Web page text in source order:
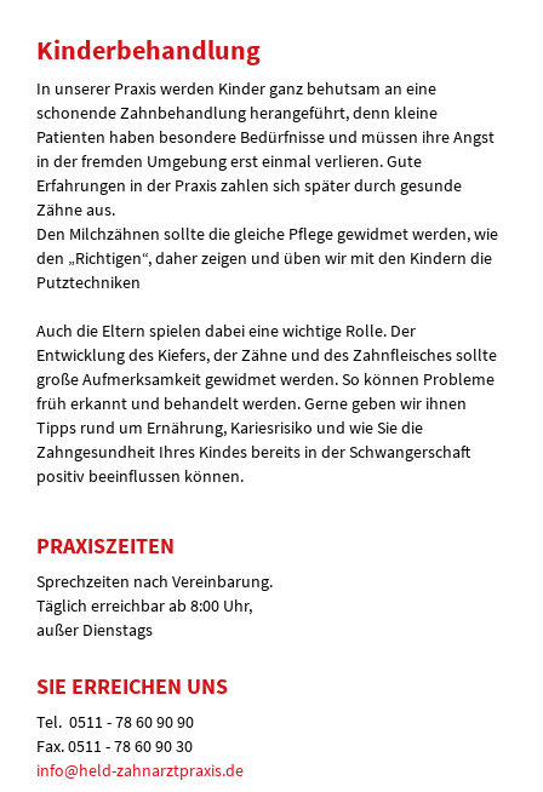
Kinderbehandlung
In unserer Praxis werden Kinder ganz behutsam an eine
schonende Zahnbehandlung herangeführt, denn kleine
Patienten haben besondere Bedürfnisse und müssen ihre Angst
in der fremden Umgebung erst einmal verlieren. Gute
Erfahrungen in der Praxis zahlen sich später durch gesunde
Zähne aus.
Den Milchzähnen sollte die gleiche Pflege gewidmet werden, wie
den „Richtigen“, daher zeigen und üben wir mit den Kindern die
Putztechniken
Auch die Eltern spielen dabei eine wichtige Rolle. Der
Entwicklung des Kiefers, der Zähne und des Zahnfleisches sollte
große Aufmerksamkeit gewidmet werden. So können Probleme
früh erkannt und behandelt werden. Gerne geben wir ihnen
Tipps rund um Ernährung, Kariesrisiko und wie Sie die
Zahngesundheit Ihres Kindes bereits in der Schwangerschaft
positiv beeinflussen können.
PRAXISZEITEN
Sprechzeiten nach Vereinbarung.
Täglich erreichbar ab 8:00 Uhr,
außer Dienstags
SIE ERREICHEN UNS
Tel. 0511 - 78 60 90 90
Fax. 0511 - 78 60 90 30
info@held-zahnarztpraxis.de